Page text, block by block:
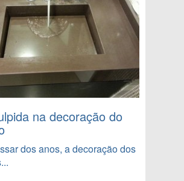
na decoração do
dos anos, a decoração dos